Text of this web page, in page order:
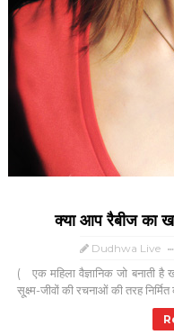
क्या आप रैबीज का
Dudhwa Live
( एक महिला वैज्ञानिक जो
सू्क्ष्म-जीवों की रचनाओं की तरह